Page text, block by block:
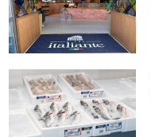
Margaux Restaurant,
yenilenen lezzetleriyle
İzmir’de fark yaratıyor